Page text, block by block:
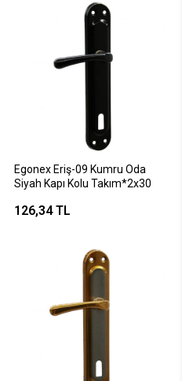
Egonex Eriş-09 Kumru Oda
Siyah Kapı Kolu Takım*2x30
126,34 TL